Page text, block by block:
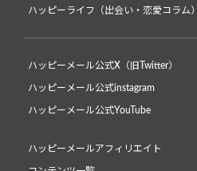
ハッピーライフ（出会い・恋愛コラム）
ハッピーメール公式X（旧Twitter）
ハッピーメール公式instagram
ハッピーメール公式YouTube
ハッピーメールアフィリエイト